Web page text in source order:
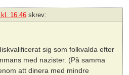
16:46 skrev:
sig som folkvalda efter
med nazister. (På samma
att dinera med mindre